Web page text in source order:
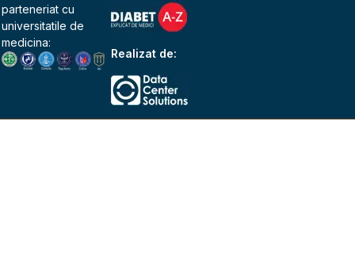
parteneriat cu
universitatile de
medicina:
Realizat de: